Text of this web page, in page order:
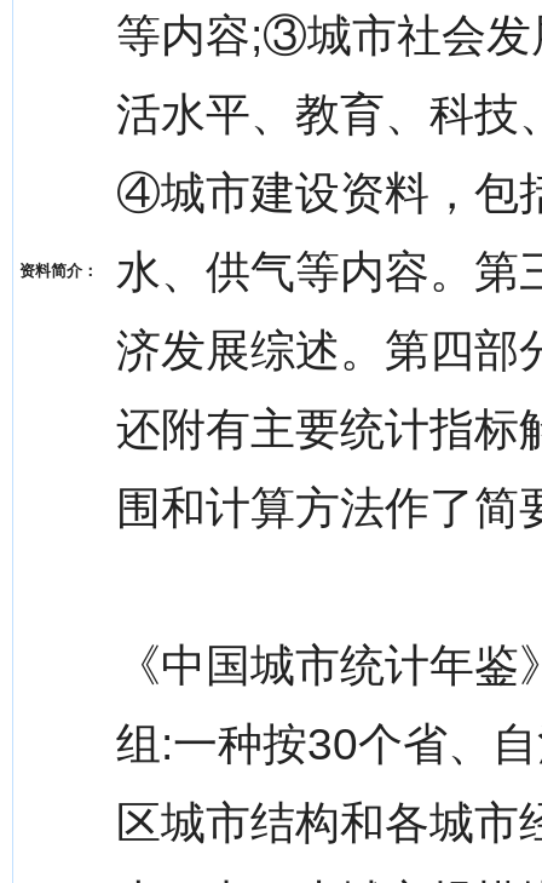
资料简介：
等内容;③城市社会发
活水平、教育、科技
④城市建设资料，包
水、供气等内容。第
济发展综述。第四部
还附有主要统计指标
围和计算方法作了简
《中国城市统计年
组:一种按30个省、
区城市结构和各城